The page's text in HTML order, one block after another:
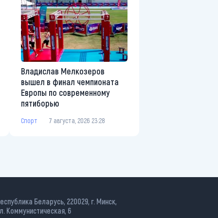
Владислав Мелкозеров
вышел в финал чемпионата
Европы по современному
пятиборью
Спорт 7 августа, 2026 23:28
Беларусь, 220029, г. Минск,
Коммунистическая, 6